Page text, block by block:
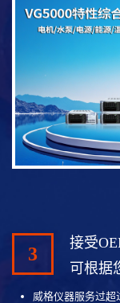
3
接受
可根据
威格仪器服务过超